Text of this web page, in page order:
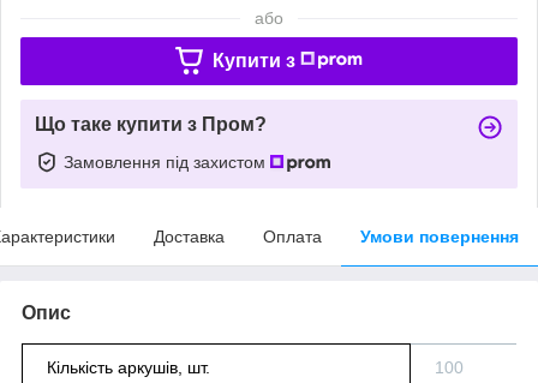
або
Купити з
Що таке купити з Пром?
Замовлення під захистом
Доставка Оплата Умови повернення
Опис
Кількість аркушів, шт. 100